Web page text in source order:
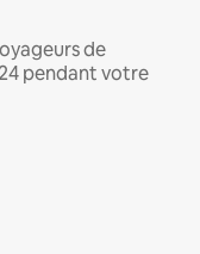
de
pendant votre